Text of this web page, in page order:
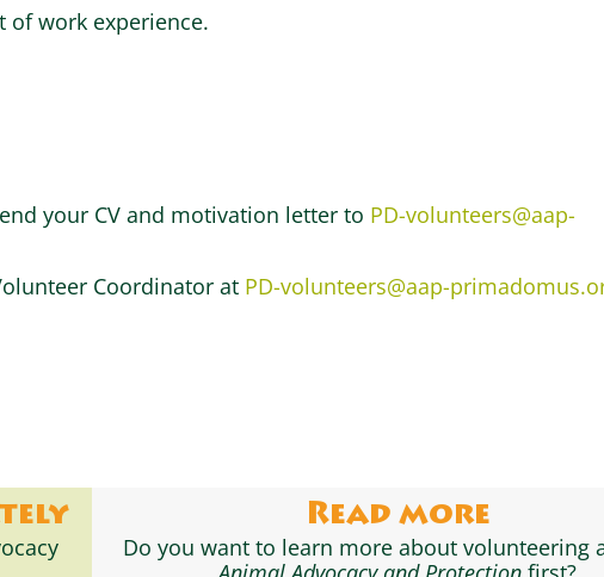
of work experience.
your CV and motivation letter to PD-volunteers@aap-
Coordinator at PD-volunteers@aap-
Read more
Do you want to learn more about volunteering